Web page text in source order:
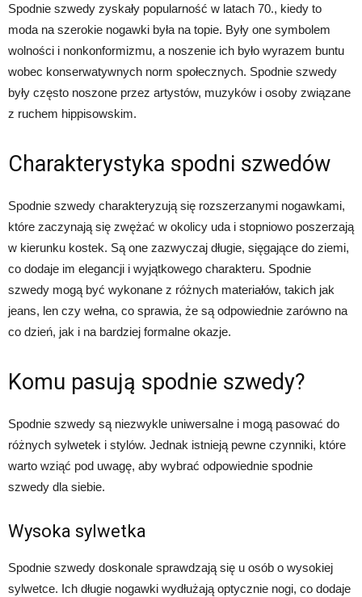
Spodnie szwedy zyskały popularność w latach 70., kiedy to
moda na szerokie nogawki była na topie. Były one symbolem
wolności i nonkonformizmu, a noszenie ich było wyrazem buntu
wobec konserwatywnych norm społecznych. Spodnie szwedy
były często noszone przez artystów, muzyków i osoby związane
z ruchem hippisowskim.
Charakterystyka spodni szwedów
Spodnie szwedy charakteryzują się rozszerzanymi nogawkami,
które zaczynają się zwężać w okolicy uda i stopniowo poszerzają
w kierunku kostek. Są one zazwyczaj długie, sięgające do ziemi,
co dodaje im elegancji i wyjątkowego charakteru. Spodnie
szwedy mogą być wykonane z różnych materiałów, takich jak
jeans, len czy wełna, co sprawia, że są odpowiednie zarówno na
co dzień, jak i na bardziej formalne okazje.
Komu pasują spodnie szwedy?
Spodnie szwedy są niezwykle uniwersalne i mogą pasować do
różnych sylwetek i stylów. Jednak istnieją pewne czynniki, które
warto wziąć pod uwagę, aby wybrać odpowiednie spodnie
szwedy dla siebie.
Wysoka sylwetka
Spodnie szwedy doskonale sprawdzają się u osób o wysokiej
sylwetce. Ich długie nogawki wydłużają optycznie nogi, co dodaje